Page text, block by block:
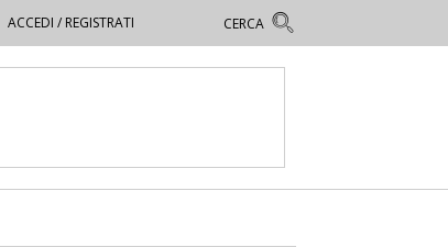
ACCEDI / REGISTRATI